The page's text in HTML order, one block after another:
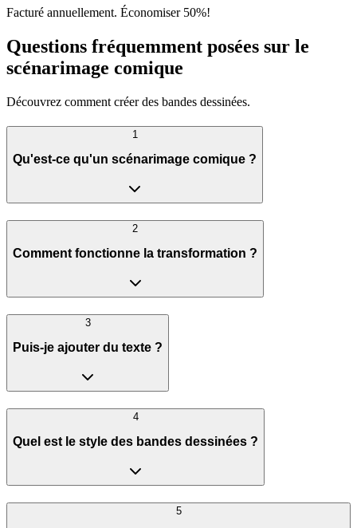
Facturé annuellement. Économiser 50%!
Questions fréquemment posées sur le
scénarimage comique
Découvrez comment créer des bandes dessinées.
1
Qu'est-ce qu'un scénarimage comique ?
2
Comment fonctionne la transformation ?
3
Puis-je ajouter du texte ?
4
Quel est le style des bandes dessinées ?
5